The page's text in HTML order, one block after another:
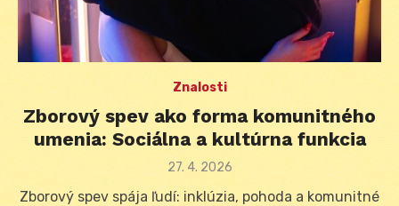
Znalosti
Zborový spev ako forma komunitného
umenia: Sociálna a kultúrna funkcia
Posted
27. 4. 2026
Zborový spev spája ľudí: inklúzia, pohoda a komunitné